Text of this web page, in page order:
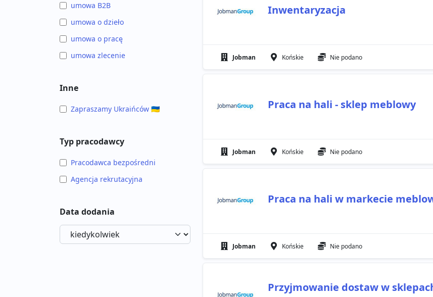
umowa B2B
umowa o dzieło
umowa o pracę
umowa zlecenie
Inne
Zapraszamy Ukraińców 🇺🇦
Typ pracodawcy
Pracodawca bezpośredni
Agencja rekrutacyjna
Data dodania
Inwentaryzacja
Jobman Końskie Nie podano
Praca na hali - sklep meblowy
Jobman Końskie Nie podano
Praca na hali w markecie
Jobman Końskie Nie podano
Przyjmowanie dostaw w